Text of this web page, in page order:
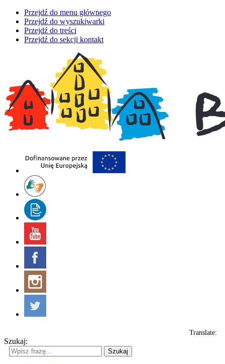
Przejdź do menu głównego
Przejdź do wyszukiwarki
Przejdź do treści
Przejdź do sekcji kontakt
Translate:
Szukaj:
Szukaj